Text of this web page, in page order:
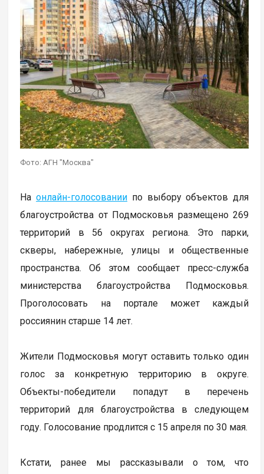
Фото: АГН "Москва"
Наонлайн-голосовании по выбору объектов для
благоустройства от Подмосковья размещено 269
территорий в 56 округах региона. Это парки,
скверы, набережные, улицы и общественные
пространства. Об этом сообщает пресс-служба
министерства благоустройства Подмосковья.
Проголосовать на портале может каждый
россиянин старше 14 лет.
Жители Подмосковья могут оставить только один
голос за конкретную территорию в округе.
Объекты-победители попадут в перечень
территорий для благоустройства в следующем
году. Голосование продлится с 15 апреля по 30 мая.
Кстати, ранее мы рассказывали о том, что